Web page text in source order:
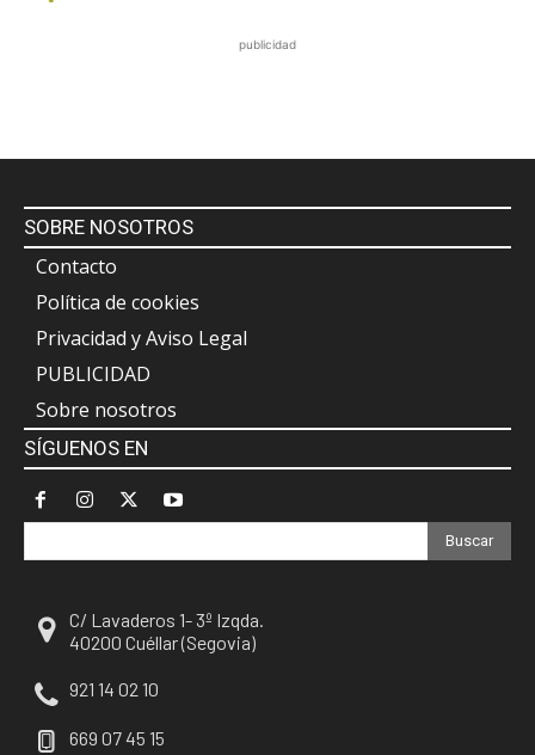
publicidad
SOBRE NOSOTROS
Contacto
Política de cookies
Privacidad y Aviso Legal
PUBLICIDAD
Sobre nosotros
SÍGUENOS EN
Buscar
C/ Lavaderos 1- 3º Izqda.
40200 Cuéllar (Segovia)
921 14 02 10
669 07 45 15